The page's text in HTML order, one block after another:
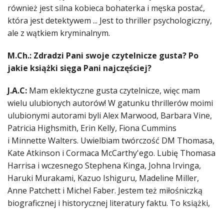
również jest silna kobieca bohaterka i męska postać,
która jest detektywem ... Jest to thriller psychologiczny,
ale z wątkiem kryminalnym.
M.Ch.: Zdradzi Pani swoje czytelnicze gusta? Po
jakie książki sięga Pani najczęściej?
J.A.C: Mam eklektyczne gusta czytelnicze, więc mam
wielu ulubionych autorów! W gatunku thrillerów moimi
ulubionymi autorami byli Alex Marwood, Barbara Vine,
Patricia Highsmith, Erin Kelly, Fiona Cummins
i Minnette Walters. Uwielbiam twórczość DM Thomasa,
Kate Atkinson i Cormaca McCarthy'ego. Lubię Thomasa
Harrisa i wczesnego Stephena Kinga, Johna Irvinga,
Haruki Murakami, Kazuo Ishiguru, Madeline Miller,
Anne Patchett i Michel Faber. Jestem też miłośniczką
biograficznej i historycznej literatury faktu. To książki,